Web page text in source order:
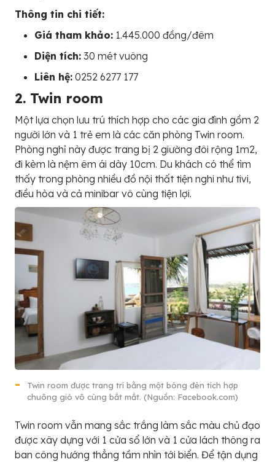
Thông tin chi tiết:
Giá tham khảo: 1.445.000 đồng/đêm
Diện tích: 30 mét vuông
Liên hệ: 0252 6277 177
2. Twin room
Một lựa chọn lưu trú thích hợp cho các gia đình gồm 2
người lớn và 1 trẻ em là các căn phòng Twin room.
Phòng nghỉ này được trang bị 2 giường đôi rộng 1m2,
đi kèm là nệm êm ái dày 10cm. Du khách có thể tìm
thấy trong phòng nhiều đồ nội thất tiện nghi như tivi,
điều hòa và cả minibar vô cùng tiện lợi.
Twin room được trang trí bằng một bóng đèn tích hợp
chuông gió vô cùng bắt mắt. (Nguồn: Facebook.com)
Twin room vẫn mang sắc trắng làm sắc màu chủ đạo
được xây dựng với 1 cửa sổ lớn và 1 cửa lách thông ra
ban công hướng thẳng tầm nhìn tới biển. Để tận dụng